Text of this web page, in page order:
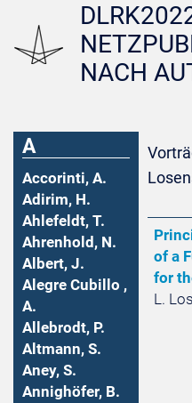
NACH
A
Accorinti, A.
Adirim, H.
Ahlefeldt, T.
Ahrenhold, N.
Albert, J.
Alegre Cubillo ,
A.
Allebrodt, P.
Altmann, S.
Aney, S.
Annighöfer, B.
of a
for
L.